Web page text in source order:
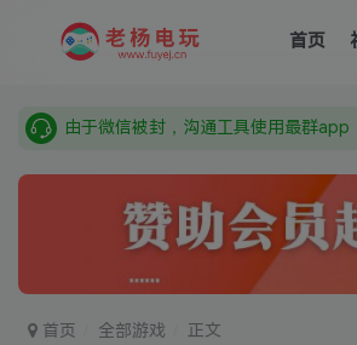
首页
本站资源来自网络搜集，如有侵权，
需要什么游戏请联系客服，若链接失
首页 全部游戏 正文